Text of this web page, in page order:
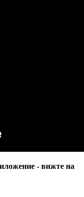
- вижте на